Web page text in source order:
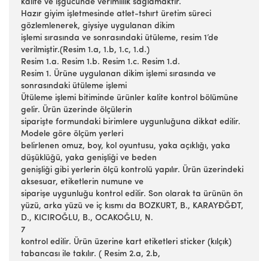
kalite ve işgücünde verimlilik sağlamaktır.
Hazır giyim işletmesinde atlet-tshırt üretim süreci
gözlemlenerek, giysiye uygulanan dikim
işlemi sırasında ve sonrasındaki ütüleme, resim 1’de
verilmiştir.(Resim 1.a, 1.b, 1.c, 1.d.)
Resim 1.a. Resim 1.b. Resim 1.c. Resim 1.d.
Resim 1. Ürüne uygulanan dikim işlemi sırasında ve
sonrasındaki ütüleme işlemi
Ütüleme işlemi bitiminde ürünler kalite kontrol bölümüne
gelir. Ürün üzerinde ölçülerin
siparişte formundaki birimlere uygunluğuna dikkat edilir.
Modele göre ölçüm yerleri
belirlenen omuz, boy, kol oyuntusu, yaka açıklığı, yaka
düşüklüğü, yaka genişliği ve beden
genişliği gibi yerlerin ölçü kontrolü yapılır. Ürün üzerindeki
aksesuar, etiketlerin numune ve
siparişe uygunluğu kontrol edilir. Son olarak ta ürünün ön
yüzü, arka yüzü ve iç kısmı da BOZKURT, B., KARAYĐĞĐT,
D., KICIROĞLU, B., OCAKOĞLU, N.
7
kontrol edilir. Ürün üzerine kart etiketleri sticker (kılçık)
tabancası ile takılır. ( Resim 2.a, 2.b,